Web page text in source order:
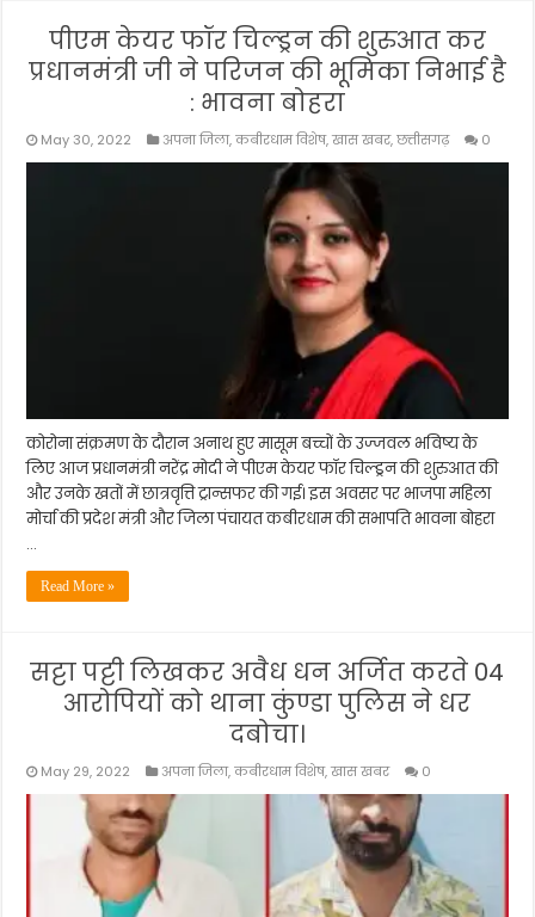
पीएम केयर फॉर चिल्ड्रन की शुरुआत कर
प्रधानमंत्री जी ने परिजन की भूमिका निभाई है
: भावना बोहरा
May 30, 2022 अपना जिला,कबीरधाम विशेष,खास खबर,छत्तीसगढ़ 0
कोरोना संक्रमण के दौरान अनाथ हुए मासूम बच्चों के उज्जवल भविष्य के
लिए आज प्रधानमंत्री नरेंद्र मोदी ने पीएम केयर फॉर चिल्ड्रन की शुरुआत की
और उनके खतों में छात्रवृत्ति ट्रान्सफर की गई। इस अवसर पर भाजपा महिला
मोर्चा की प्रदेश मंत्री और जिला पंचायत कबीरधाम की सभापति भावना बोहरा
…
Read More »
सट्टा पट्टी लिखकर अवैध धन अर्जित करते 04
आरोपियों को थाना कुंण्डा पुलिस ने धर
दबोचा।
May 29, 2022 अपना जिला,कबीरधाम विशेष,खास खबर 0